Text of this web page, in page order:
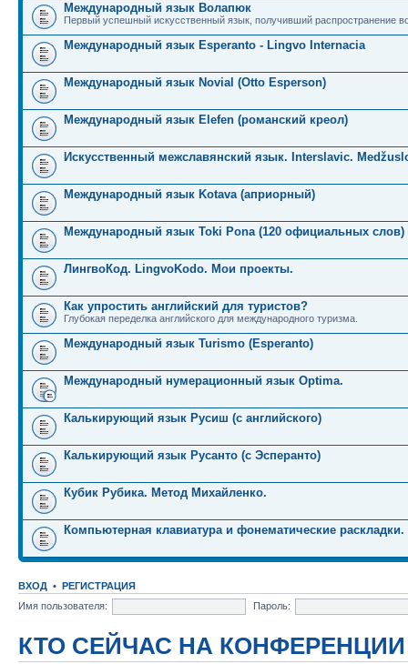
Международный язык Волапюк
Первый успешный искусственный язык, получивший распространение
Международный язык Esperanto - Lingvo Internacia
Международный язык Novial (Otto Esperson)
Международный язык Elefen (романский креол)
Искусственный межславянский язык. Interslavic.
Международный язык Kotava (априорный)
Международный язык Toki Pona (120 официальных слов)
ЛингвоКод. LingvoKodo. Мои проекты.
Как упростить английский для туристов?
Глубокая переделка английского для международного туризма.
Международный язык Turismo (Esperanto)
Международный нумерационный язык Optima.
Калькирующий язык Русиш (с английского)
Калькирующий язык Русанто (с Эсперанто)
Кубик Рубика. Метод Михайленко.
Компьютерная клавиатура и фонематические раскладки.
ВХОД • РЕГИСТРАЦИЯ
Имя пользователя:
Пароль:
КТО СЕЙЧАС НА КОНФЕРЕНЦИИ